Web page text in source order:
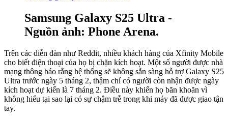
Samsung Galaxy S25 Ultra -
Nguồn ảnh: Phone Arena.
Trên các diễn đàn như Reddit, nhiều khách hàng của Xfinity Mobile
cho biết điện thoại của họ bị chặn kích hoạt. Một số người được nhà
mạng thông báo rằng hệ thống sẽ không sẵn sàng hỗ trợ Galaxy S25
Ultra trước ngày 5 tháng 2, thậm chí có người còn nhận được ngày
kích hoạt dự kiến là 7 tháng 2. Điều này khiến họ băn khoăn vì
không hiểu tại sao lại có sự chậm trễ trong khi máy đã được giao tận
tay.